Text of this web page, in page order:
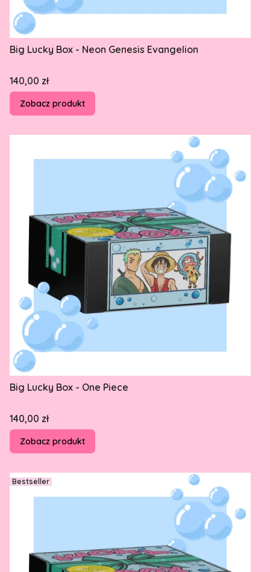
Big Lucky Box - Neon Genesis Evangelion
Cena
140,00 zł
Zobacz produkt
Big Lucky Box - One Piece
Cena
140,00 zł
Zobacz produkt
Bestseller